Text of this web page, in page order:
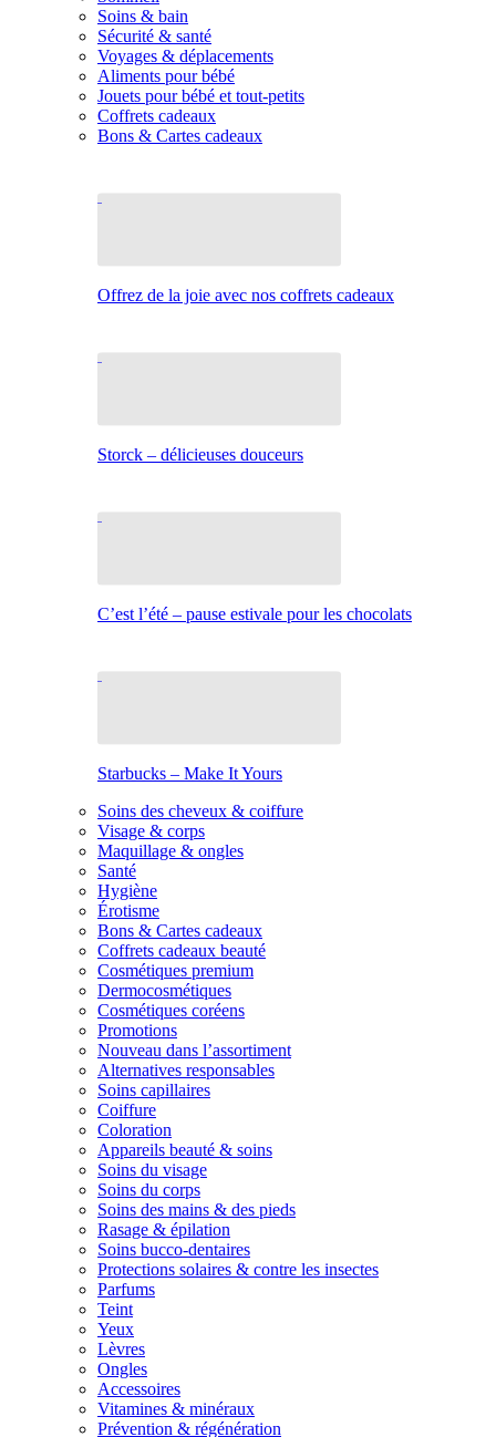
Soins & bain
Sécurité & santé
Voyages & déplacements
Aliments pour bébé
Jouets pour bébé et tout-petits
Coffrets cadeaux
Bons & Cartes cadeaux
Offrez de la joie avec nos coffrets cadeaux
Storck – délicieuses douceurs
C’est l’été – pause estivale pour les chocolats
Starbucks – Make It Yours
Soins des cheveux & coiffure
Visage & corps
Maquillage & ongles
Santé
Hygiène
Érotisme
Bons & Cartes cadeaux
Coffrets cadeaux beauté
Cosmétiques premium
Dermocosmétiques
Cosmétiques coréens
Promotions
Nouveau dans l’assortiment
Alternatives responsables
Soins capillaires
Coiffure
Coloration
Appareils beauté & soins
Soins du visage
Soins du corps
Soins des mains & des pieds
Rasage & épilation
Soins bucco-dentaires
Protections solaires & contre les insectes
Parfums
Teint
Yeux
Lèvres
Ongles
Accessoires
Vitamines & minéraux
Prévention & régénération